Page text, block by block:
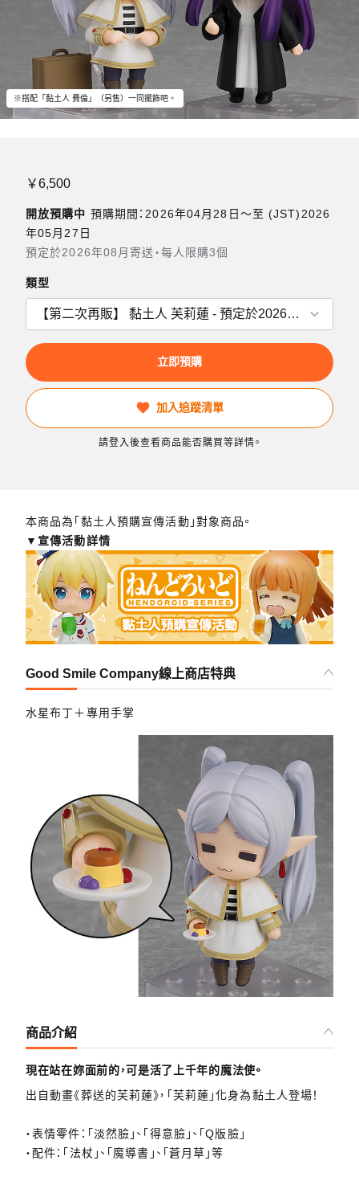
※搭配「黏土人 費倫」（另售）一同擺飾吧。
￥6,500
開放預購中 預購期間：2026年04月28日〜至 (JST)2026
年05月27日
預定於2026年08月寄送・每人限購3個
類型
立即預購
加入追蹤清單
請登入後查看商品能否購買等詳情。
本商品為「黏土人預購宣傳活動」對象商品。
▼宣傳活動詳情
Good Smile Company線上商店特典
水星布丁＋專用手掌
商品介紹
現在站在妳面前的，可是活了上千年的魔法使。
出自動畫《葬送的芙莉蓮》，「芙莉蓮」化身為黏土人登場！
・表情零件：「淡然臉」、「得意臉」、「Q版臉」
・配件：「法杖」、「魔導書」、「蒼月草」等